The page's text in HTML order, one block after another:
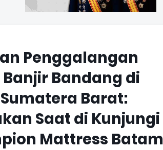
Penggalangan
Bandang di
Barat:
Saat di Kunjungi
Mattress Batam